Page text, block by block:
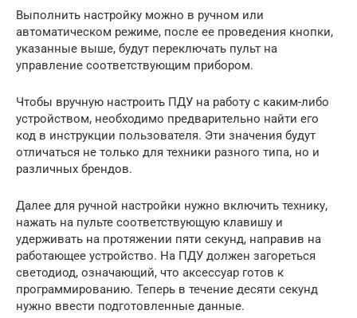
Выполнить настройку можно в ручном или
автоматическом режиме, после ее проведения кнопки,
указанные выше, будут переключать пульт на
управление соответствующим прибором.
Чтобы вручную настроить ПДУ на работу с каким-либо
устройством, необходимо предварительно найти его
код в инструкции пользователя. Эти значения будут
отличаться не только для техники разного типа, но и
различных брендов.
Далее для ручной настройки нужно включить технику,
нажать на пульте соответствующую клавишу и
удерживать на протяжении пяти секунд, направив на
работающее устройство. На ПДУ должен загореться
светодиод, означающий, что аксессуар готов к
программированию. Теперь в течение десяти секунд
нужно ввести подготовленные данные.